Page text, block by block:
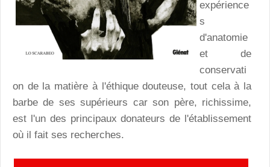
expérience
s
d'anatomie
et de
conservati
on de la matière à l'éthique douteuse, tout cela à la
barbe de ses supérieurs car son père, richissime,
est l'un des principaux donateurs de l'établissement
où il fait ses recherches.